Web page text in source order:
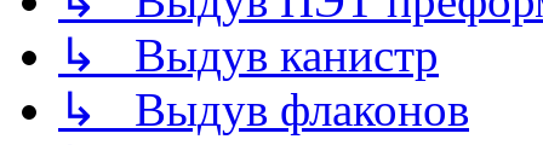
↳ Выдув канистр
↳ Выдув флаконов